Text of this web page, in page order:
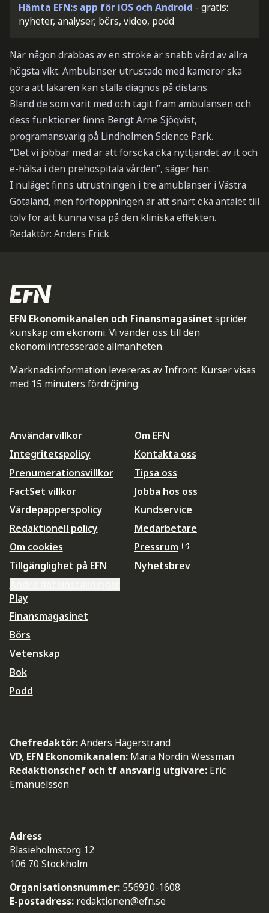
Hämta EFN:s app för iOS och Android - gratis:
nyheter, analyser, börs, video, podd
När någon drabbas av en stroke är snabb vård av allra
högsta vikt. Ambulanser utrustade med kameror ska
göra att läkaren kan ställa diagnos på distans.
Bland de som varit med och tagit fram ambulansen och
dess funktioner finns Bengt Arne Sjöqvist,
programansvarig på Lindholmen Science Park.
”Det vi jobbar med är att försöka öka nyttjandet av it och
e-hälsa i den prehospitala vården”, säger han.
I nuläget finns utrustningen i tre amublanser i Västra
Götaland, men förhoppningen är att snart öka antalet till
tolv för att kunna visa på den kliniska effekten.
Redaktör: Anders Frick
EFN Ekonomikanalen och Finansmagasinet sprider
kunskap om ekonomi. Vi vänder oss till den
ekonomiintresserade allmänheten.
Marknadsinformation levereras av Infront. Kurser visas
med 15 minuters fördröjning.
Användarvillkor
Integritetspolicy
Prenumerationsvillkor
FactSet villkor
Värdepapperspolicy
Redaktionell policy
Om cookies
Tillgänglighet på EFN
Om EFN
Kontakta oss
Tipsa oss
Jobba hos oss
Kundservice
Medarbetare
Pressrum
Nyhetsbrev
Play
Finansmagasinet
Börs
Vetenskap
Bok
Podd
Chefredaktör:Anders Hägerstrand
VD, EFN Ekonomikanalen: Maria Nordin Wessman
Redaktionschef och tf ansvarig utgivare: Eric
Emanuelsson
Adress
Blasieholmstorg 12
106 70 Stockholm
Organisationsnummer: 556930-1608
E-postadress: redaktionen@efn.se